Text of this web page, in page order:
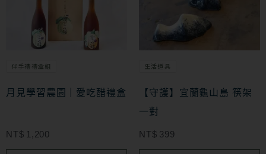
伴手禮禮盒組
月見學習農園｜愛吃醋禮盒
NT$ 1,200
生活道具
【守護】宜蘭龜山島 筷架
一對
NT$ 399